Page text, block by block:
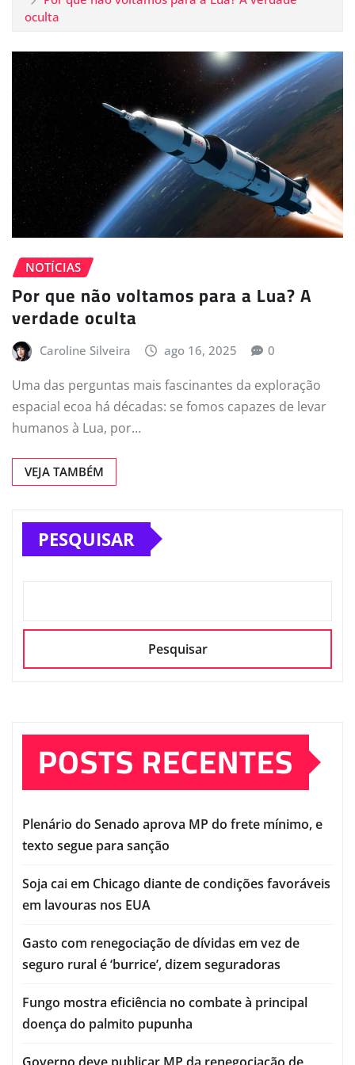
oculta
NOTÍCIAS
Por que não voltamos para a Lua? A
verdade oculta
Caroline Silveira ago 16, 2025 0
Uma das perguntas mais fascinantes da exploração
espacial ecoa há décadas: se fomos capazes de levar
humanos à Lua, por…
VEJA TAMBÉM
PESQUISAR
Pesquisar
POSTS RECENTES
Plenário do Senado aprova MP do frete mínimo, e
texto segue para sanção
Soja cai em Chicago diante de condições favoráveis
em lavouras nos EUA
Gasto com renegociação de dívidas em vez de
seguro rural é ‘burrice’, dizem seguradoras
Fungo mostra eficiência no combate à principal
doença do palmito pupunha